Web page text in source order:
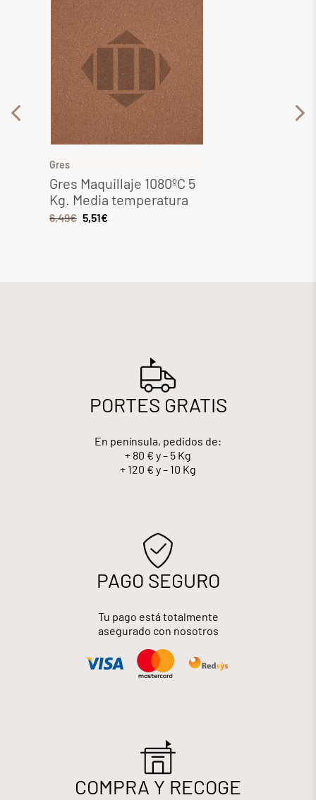
Gres
Gres Maquillaje 1080ºC 5
Kg. Media temperatura
6,49€ 5,51€
PORTES GRATIS
En península, pedidos de:
+ 80 € y – 5 Kg
+ 120 € y – 10 Kg
PAGO SEGURO
Tu pago está totalmente
asegurado con nosotros
COMPRA Y RECOGE